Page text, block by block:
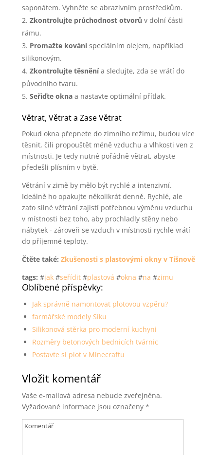
saponátem. Vyhněte se abrazivním prostředkům.
Zkontrolujte průchodnost otvorů v dolní části
rámu.
Promažte kováníspeciálním olejem, například
silikonovým.
Zkontrolujte těsněnía sledujte, zda se vrátí do
původního tvaru.
Seřiďte oknaa nastavte optimální přítlak.
Větrat, Větrat a Zase Větrat
Pokud okna přepnete do zimního režimu, budou více
těsnit, čili propouštět méně vzduchu a vlhkosti ven z
místnosti. Je tedy nutné pořádně větrat, abyste
předešli plísním v bytě.
Větrání v zimě by mělo být rychlé a intenzivní.
Ideálně ho opakujte několikrát denně. Rychlé, ale
zato silné větrání zajistí potřebnou výměnu vzduchu
v místnosti bez toho, aby prochladly stěny nebo
nábytek - zároveň se vzduch v místnosti rychle vrátí
do příjemné teploty.
Čtěte také: Zkušenosti s plastovými okny v Tišnově
tags: #jak#seřídit#plastová #okna #na #zimu
Oblíbené příspěvky:
Jak správně namontovat plotovou vzpěru?
farmářské modely Siku
Silikonová stěrka pro moderní kuchyni
Rozměry betonových bednicích tvárnic
Postavte si plot v Minecraftu
Vložit komentář
Vaše e-mailová adresa nebude zveřejněna.
Vyžadované informace jsou označeny *